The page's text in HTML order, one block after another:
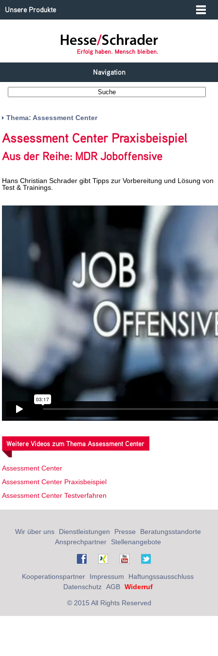
Unsere Produkte
Navigation
Thema: Assessment Center
Assessment Center Praxisbeispiel
Aus der Reihe: MDR Joboffensive
Hans Christian Schrader gibt Tipps zur Vorbereitung und Lösung von
Test & Trainings.
Weitere Videos zum Thema Assessment Center
Assessment Center
Assessment Center Praxisbeispiel
Assessment Center Testverfahren
Wir über uns Dienstleistungen Presse
Beratungsstandorte
Ansprechpartner
Stellenangebote
Kooperationspartner Impressum
Haftungssausschluss
Datenschutz AGB Widerruf
© 2015 All Rights Reserved